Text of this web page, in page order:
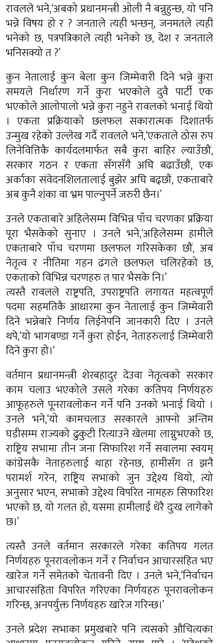
रावलले भने,‘अबको प्रधानमन्त्री ओली नै बन्नुहुन्छ, यो पनि
भन्ने विषय हो र ? जनताले त्यही भन्छन्, जनमतले त्यही
भनेको छ, पत्रपत्रिकाले त्यही भनेको छ, देश र जनताले
भनिसक्यो त ?’
कुन नेतालाई कुन बेला कुन जिम्मेवारी दिने भन्ने कुरा
समयले निर्धारण गर्ने कुरा भएकोले दुवै पार्टी एक
भएकोले आलोपालो भन्ने कुरा नहुने रावलको भनाई थियो
। एकता प्रक्रियाको छलफल सकारात्मक दिशातर्फ
उन्मुख रहेको उल्लेख गर्दै रावलले भने,‘एकताले ठोस रुप
लिनेवित्तिकै कार्यदलमार्फत सबै कुरा बाहिर ल्याउँछौं,
सरकार गठन र एकता सँगसँगै अघि बढाउँछौं, एक
अर्काका संवेदनशिलतालाई बुझेर अघि बढ्छौं, एकताबारे
अब कुनै शंका वा भ्रम पाल्नुपर्ने जरुरी छैन।’
उनले एकताबारे अहिलेसम्म विभिन्न पाँच चरणका प्रक्रिया
पूरा भैसकेको सुनाए । उनले भने,‘अहिलेसम्म हामीले
एकताबारे पाँच चरणमा छलफल गरिसकेका छौं, अब
नेतृत्व र नीतिमा गहन ढंगले छलफल चलिरहेको छ,
एकताको विभिन्न चरणहरु त पार भैसके नि।’
त्यस्तै रावलले राष्ट्रपति, उपराष्ट्रपति लगायत महत्वपूर्ण
पदमा सहमतिकै आधारमा कुन नेतालाई कुन जिम्मेवारी
दिने भन्नेबारे निर्णय लिईनेपनि जानकारी दिए । उनले
थपे,‘यो भागबण्डा गर्ने कुरा होईन, नेताहरुलाई जिम्मेवारी
दिने कुरा हो।’
वर्तमान प्रधानमन्त्री शेरबहादुर देउवा नेतृत्वको सरकार
काम चलाउ भएकोले उसले गरेका कतिपय निर्णयहरु
आफूहरुले पूनरावलोकन गर्ने पनि उनको भनाई थियो ।
उनले भने,‘यो कामचलाउ सरकारले आफ्नो अन्तिम
घडीसम्म राज्यको ढुकुटी रित्याउने खेलमा लाग्नुभएको छ,
राष्ट्रिय सभामा तीन जना सिफारिश गर्ने सवालमा स्वयम्
कांग्रेसकै नेताहरुलाई थाहा रहेनछ, हामीसँग त झनै
परामर्श गरेन, राष्ट्रिय सभाको जुन उद्देश्य थियो, त्यो
अनुसार भएन, सभाको उद्देश्य विपरित नामहरु सिफारिश
भएको छ, यो गलत हो, यसमा हामीलाई धेरै दुःख लागेको
छ।’
त्यस्तै उनले वर्तमान सरकारले गरेका कतिपय गलत
निर्णयहरु पूनरावलोकन गर्ने र निर्वाचन आचारसंहित भए
खारेज गर्ने समेतको चेतावनी दिए । उनले भने,‘निर्वाचन
आचारसंहिता विपरित गरिएका निर्णयहरु पूनरावलोकन
गरिन्छ, अनपर्युक्त निर्णयहरु खारेज गरिन्छ।’
उनले प्रदेश सभाका प्रमुखबारे पनि त्यसको औचित्यका